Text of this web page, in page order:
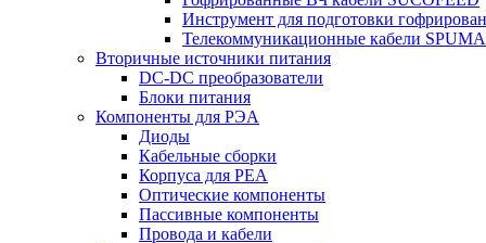
Инструмент для подготовки
Телекоммуникационные кабели SPUMA
Вторичные источники питания
DC-DC преобразователи
Блоки питания
Компоненты для РЭА
Диоды
Кабельные сборки
Корпуса для РЕА
Оптические компоненты
Пассивные компоненты
Провода и кабели